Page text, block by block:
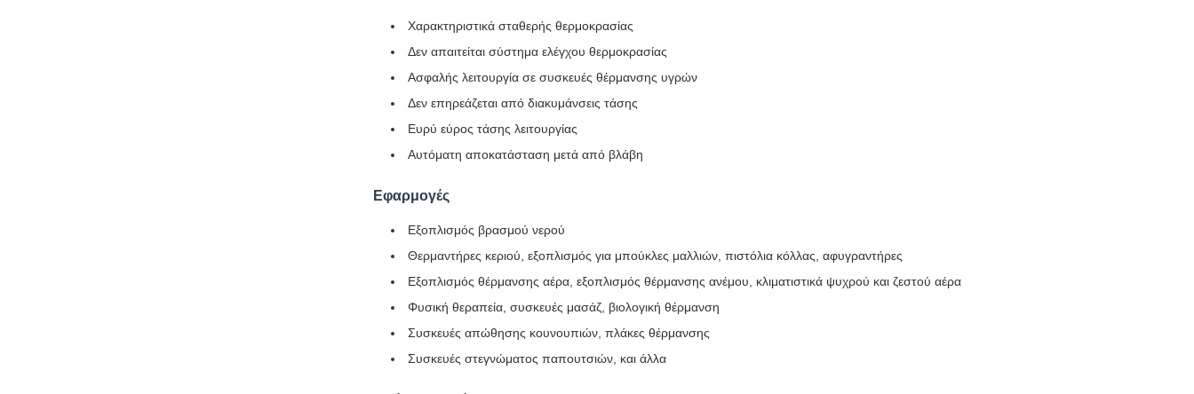
Χαρακτηριστικά σταθερής θερμοκρασίας
Δεν απαιτείται σύστημα ελέγχου θερμοκρασίας
Ασφαλής λειτουργία σε συσκευές θέρμανσης υγρών
Δεν επηρεάζεται από διακυμάνσεις τάσης
Ευρύ εύρος τάσης λειτουργίας
Αυτόματη αποκατάσταση μετά από βλάβη
Εφαρμογές
Εξοπλισμός βρασμού νερού
Θερμαντήρες κεριού, εξοπλισμός για μπούκλες μαλλιών, πιστόλια κόλλας, αφυγραντήρες
Εξοπλισμός θέρμανσης αέρα, εξοπλισμός θέρμανσης ανέμου, κλιματιστικά ψυχρού και ζεστού αέρα
Φυσική θεραπεία, συσκευές μασάζ, βιολογική θέρμανση
Συσκευές απώθησης κουνουπιών, πλάκες θέρμανσης
Συσκευές στεγνώματος παπουτσιών, και άλλα